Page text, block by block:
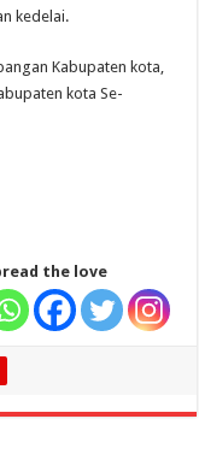
kedelai.
Kabupaten kota,
kota Se-
the love